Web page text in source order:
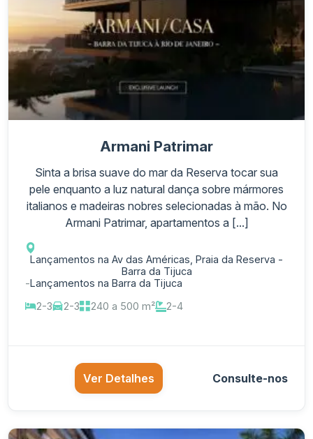
Armani Patrimar
Sinta a brisa suave do mar da Reserva tocar sua
pele enquanto a luz natural dança sobre mármores
italianos e madeiras nobres selecionadas à mão. No
Armani Patrimar, apartamentos a [...]
Lançamentos na Av das Américas, Praia da Reserva -
Barra da Tijuca
-Lançamentos na Barra da Tijuca
2-3
2-3 240 a 500 m² 2-4
Ver Detalhes Consulte-nos